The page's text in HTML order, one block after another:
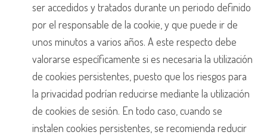
ser accedidos y tratados durante un periodo definido
por el responsable de la cookie, y que puede ir de
unos minutos a varios años. A este respecto debe
valorarse específicamente si es necesaria la utilización
de cookies persistentes, puesto que los riesgos para
la privacidad podrían reducirse mediante la utilización
de cookies de sesión. En todo caso, cuando se
instalen cookies persistentes, se recomienda reducir